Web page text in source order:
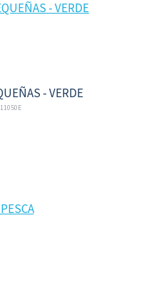
- VERDE